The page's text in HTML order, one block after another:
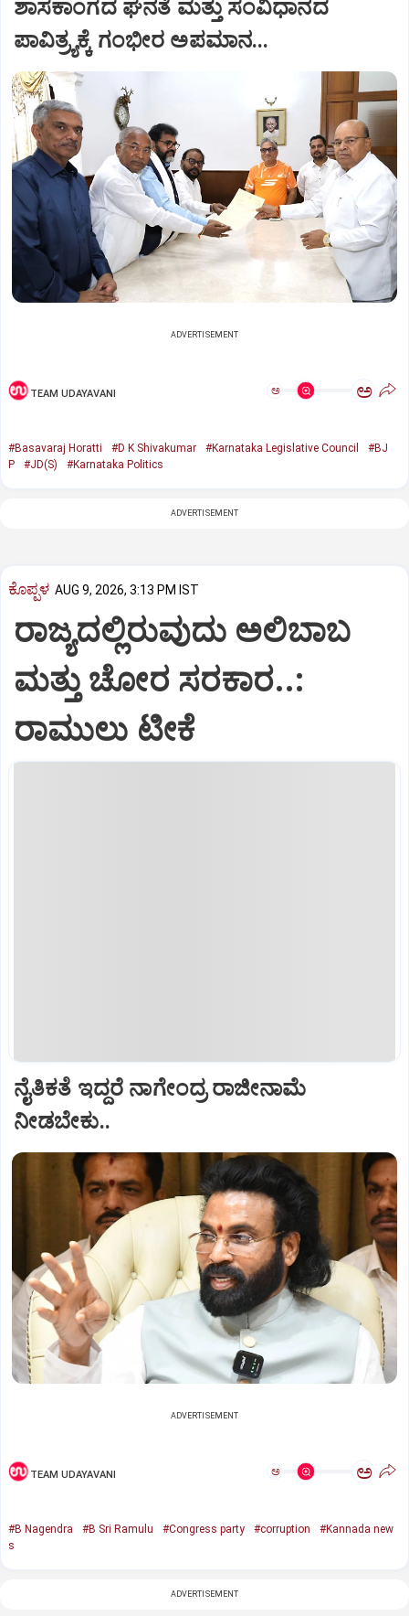
ಶಾಸಕಾಂಗದ ಘನತೆ ಮತ್ತು ಸಂವಿಧಾನದ
ಪಾವಿತ್ರ್ಯಕ್ಕೆ ಗಂಭೀರ ಅಪಮಾನ...
ADVERTISEMENT
TEAM UDAYAVANI ಅ ಅ
#Basavaraj Horatti #D K Shivakumar #Karnataka Legislative Council
#BJ
P
#JD(S) #Karnataka Politics
ADVERTISEMENT
ಕೊಪ್ಪಳ AUG 9, 2026, 3:13 PM IST
ರಾಜ್ಯದಲ್ಲಿರುವುದು ಅಲಿಬಾಬ
ಮತ್ತು ಚೋರ ಸರಕಾರ..:
ರಾಮುಲು ಟೀಕೆ
ನೈತಿಕತೆ ಇದ್ದರೆ ನಾಗೇಂದ್ರ ರಾಜೀನಾಮೆ
ನೀಡಬೇಕು..
ADVERTISEMENT
TEAM UDAYAVANI ಅ ಅ
#B Nagendra #B Sri Ramulu #Congress party #corruption
#Kannada new
s
ADVERTISEMENT